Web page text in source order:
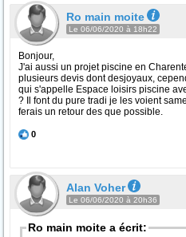
Ro main moite
Le 06/06/2020 à 18h22
Bonjour,
J'ai aussi un projet piscine en
plusieurs devis dont desjoyaux,
qui s'appelle Espace loisirs piscine
? Il font du pure tradi je les voient
ferais un retour des que possible.
0
Alan Voher
Le 06/06/2020 à 20h36
Ro main moite a écrit: